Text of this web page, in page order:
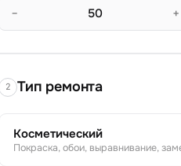
− +
2 Тип ремонта
Косметический
Покраска, обои, выравнивание,